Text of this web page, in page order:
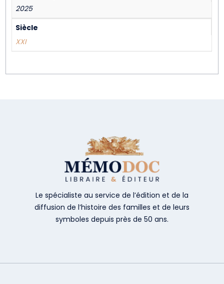
2025
Siècle
XXI
Le spécialiste au service de l’édition et de la
diffusion de l’histoire des familles et de leurs
symboles depuis près de 50 ans.